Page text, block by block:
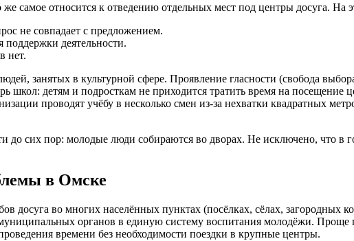
самое относится к отведению отдельных мест под центры досуга. На
не совпадает с предложением.
поддержки деятельности.
нет.
занятых в культурной сфере. Проявление гласности (свобода
школ: детям и подросткам не приходится тратить время на
проводят учёбу в несколько смен из-за нехватки квадратных
до сих пор: молодые люди собираются во дворах. Не исключено, что
в Омске
досуга во многих населённых пунктах (посёлках, сёлах, загородных
органов в единую систему воспитания молодёжи. Проще
времени без необходимости поездки в крупные центры.